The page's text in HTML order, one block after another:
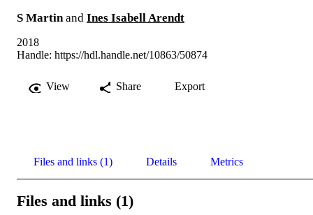
S Martin and Ines Isabell Arendt
2018
Handle: https://hdl.handle.net/10863/50874
View Share Export
Files and links (1) Details Metrics
Files and links (1)